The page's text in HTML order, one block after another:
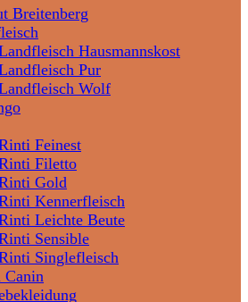
Breitenberg
Hausmannskost
Pur
Wolf
Feinest
Filetto
Gold
Kennerfleisch
Leichte Beute
Sensible
Singlefleisch
Canin